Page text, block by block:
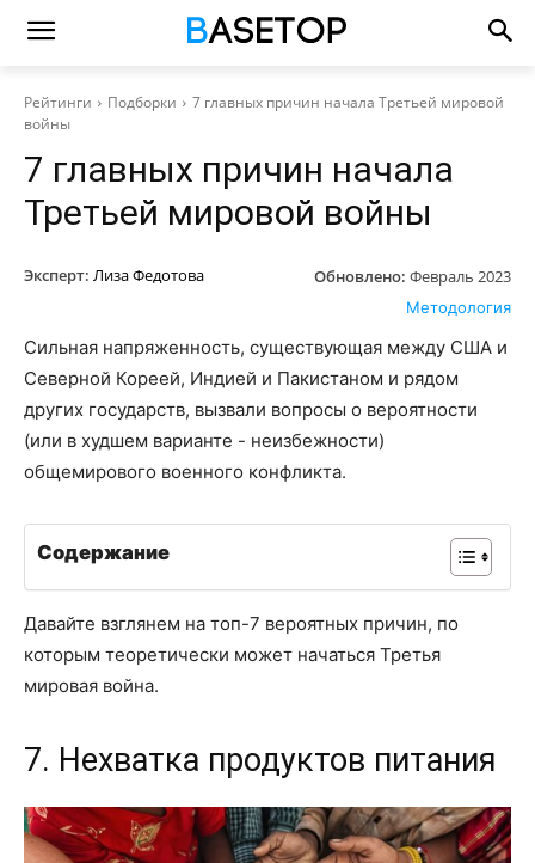
Рейтинги Подборки
7 главных причин начала Третьей мировой
войны
7 главных причин начала
Третьей мировой войны
Эксперт: Лиза Федотова Обновлено: Февраль 2023
Методология
Сильная напряженность, существующая между США и
Северной Кореей, Индией и Пакистаном и рядом
других государств, вызвали вопросы о вероятности
(или в худшем варианте - неизбежности)
общемирового военного конфликта.
Содержание
Давайте взглянем на топ-7 вероятных причин, по
которым теоретически может начаться Третья
мировая война.
7. Нехватка продуктов питания